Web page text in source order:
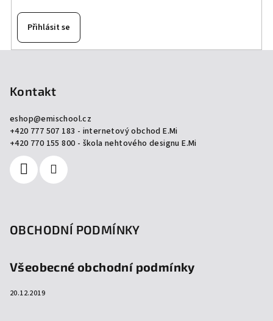
Přihlásit se
Kontakt
eshop@emischool.cz
+420 777 507 183 - internetový obchod E.Mi
+420 770 155 800 - škola nehtového designu E.Mi
OBCHODNÍ PODMÍNKY
Všeobecné obchodní podmínky
20.12.2019